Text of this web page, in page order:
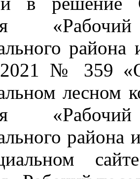
района
№ 359
лесном
района